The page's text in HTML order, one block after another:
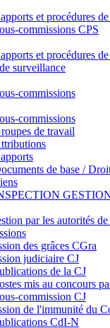
et procédures
commissions CPS
et procédures
surveillance
commissions
commissions
de travail
de base /
par les autorités
des grâces CGra
judiciaire CJ
de la CJ
mis au concours
commission CJ
de l'immunité du
CdI-N